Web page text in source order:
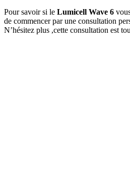
Pour savoir si le Lumicell Wave 6
de commencer par une consultation
N’hésitez plus ,cette consultation est